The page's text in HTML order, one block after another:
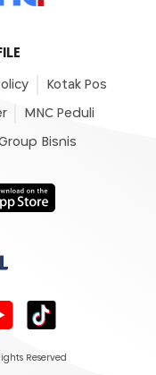
Kotak Pos
MNC Peduli
Bisnis
Reserved